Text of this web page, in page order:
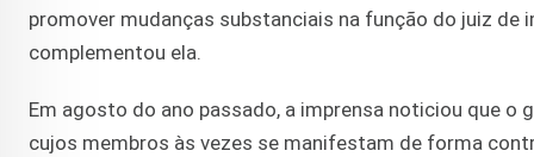
promover mudanças substanciais na função do juiz
complementou ela.
Em agosto do ano passado, a imprensa noticiou que
cujos membros às vezes se manifestam de forma